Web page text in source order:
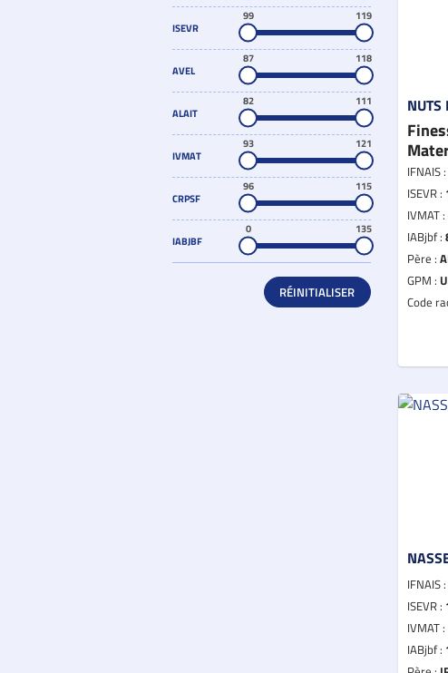
ISEVR
99 119
AVEL
87 118
ALAIT
82 111
IVMAT
93 121
CRPSF
96 115
IABJBF
0 135
RÉINITIALISER
NUTS
IFNAIS :
ISEVR :
IVMAT :
IABjbf :
Père :
GPM :
Code
IFNAIS :
ISEVR :
IVMAT :
IABjbf :